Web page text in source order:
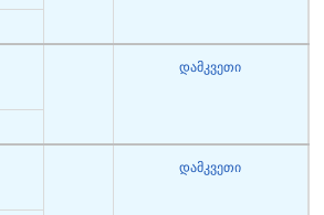
დამკვეთი
დამკვეთი